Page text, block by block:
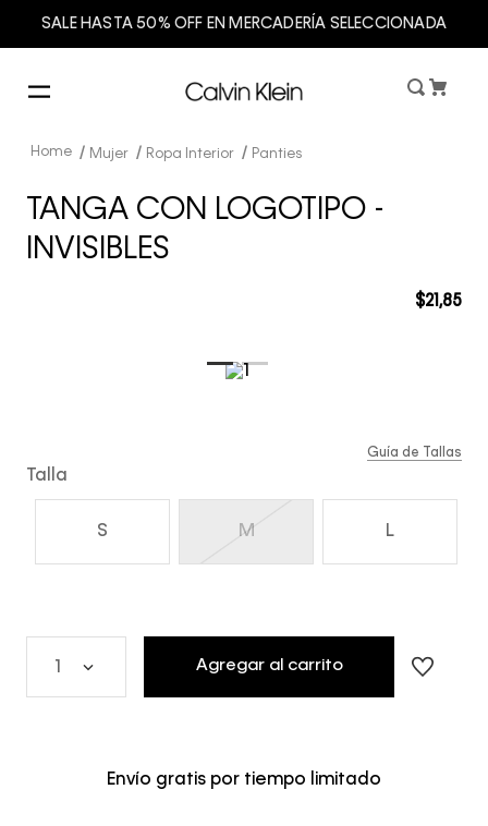
SALE HASTA 50% OFF EN MERCADERÍA SELECCIONADA
Mujer Ropa Interior Panties
TANGA CON LOGOTIPO -
INVISIBLES
$21 ,85
Talla
S M L
Guía de Tallas
Agregar al carrito
Envío gratis por tiempo limitado